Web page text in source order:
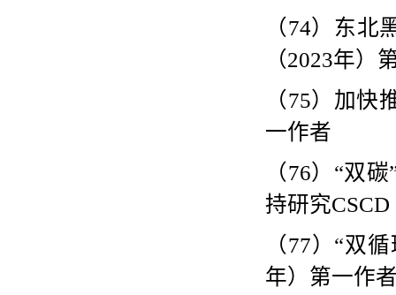
（74）东北
（2023年）
（75）加快
一作者
（76） “双碳
持研究CSCD
（77） “双循
年）第一作